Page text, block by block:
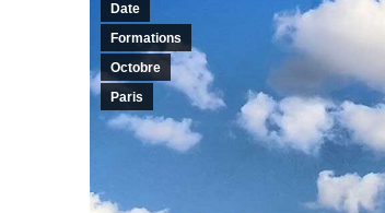
Date
Formations
Octobre
Paris